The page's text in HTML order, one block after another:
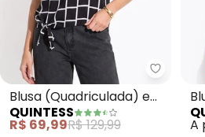
Blusa (Quadriculada) em
Viscose Plana
QUINTESS
R$ 69,99R$ 129,99 A